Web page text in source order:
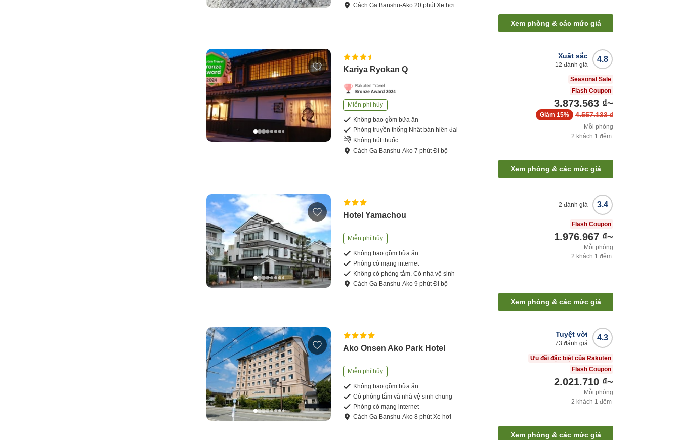
CáchGa Banshu-Ako 20 phútXe hơi
Xem phòng & các mức giá
Kariya Ryokan Q
Miễn phí hủy
Không bao gồm bữa ăn
Phòng truyền thống Nhật bán hiện đại
Không hút thuốc
CáchGa Banshu-Ako 7 phútĐi bộ
4.8
Xuất sắc
12 đánh giá
Seasonal Sale
Flash Coupon
3.873.563 ₫~
4.557.133 ₫
Giảm 15%
Mỗi phòng
2 khách 1 đêm
Xem phòng & các mức giá
Hotel Yamachou
Miễn phí hủy
Không bao gồm bữa ăn
Phòng có mạng internet
Không có phòng tắm. Có nhà vệ sinh
CáchGa Banshu-Ako 9 phútĐi bộ
3.4
2 đánh giá
Flash Coupon
1.976.967 ₫~
Mỗi phòng
2 khách 1 đêm
Xem phòng & các mức giá
Ako Onsen Ako Park Hotel
Miễn phí hủy
Không bao gồm bữa ăn
Có phòng tắm và nhà vệ sinh chung
Phòng có mạng internet
CáchGa Banshu-Ako 8 phútXe hơi
4.3
Tuyệt vời
73 đánh giá
Ưu đãi đặc biệt của Rakuten
Flash Coupon
2.021.710 ₫~
Mỗi phòng
2 khách 1 đêm
Xem phòng & các mức giá